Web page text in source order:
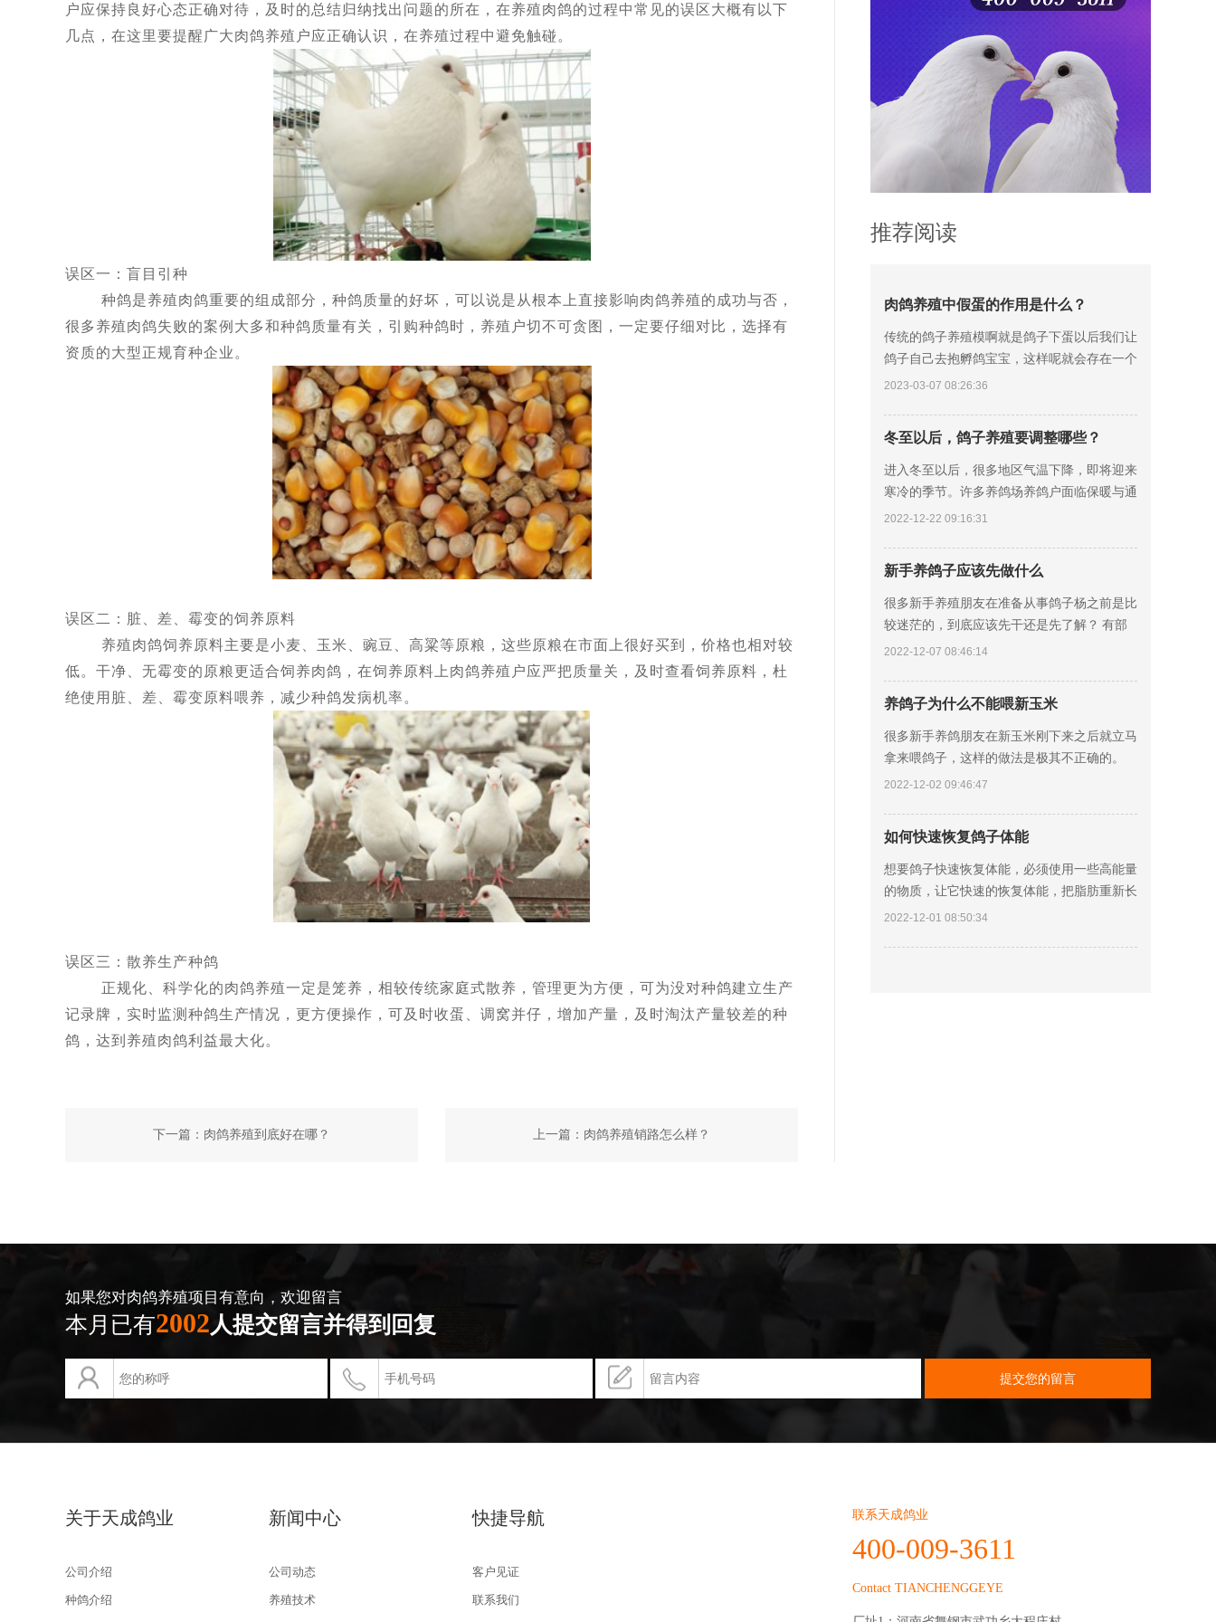
户应保持良好心态正确对待，及时的总结归纳找出问题的所在，在养殖肉鸽的过程中常见的误区大概有以下
几点，在这里要提醒广大肉鸽养殖户应正确认识，在养殖过程中避免触碰。
误区一：盲目引种
种鸽是养殖肉鸽重要的组成部分，种鸽质量的好坏，可以说是从根本上直接影响肉鸽养殖的成功与否，
很多养殖肉鸽失败的案例大多和种鸽质量有关，引购种鸽时，养殖户切不可贪图，一定要仔细对比，选择有
资质的大型正规育种企业。
误区二：脏、差、霉变的饲养原料
养殖肉鸽饲养原料主要是小麦、玉米、豌豆、高粱等原粮，这些原粮在市面上很好买到，价格也相对较
低。干净、无霉变的原粮更适合饲养肉鸽，在饲养原料上肉鸽养殖户应严把质量关，及时查看饲养原料，杜
绝使用脏、差、霉变原料喂养，减少种鸽发病机率。
误区三：散养生产种鸽
正规化、科学化的肉鸽养殖一定是笼养，相较传统家庭式散养，管理更为方便，可为没对种鸽建立生产
记录牌，实时监测种鸽生产情况，更方便操作，可及时收蛋、调窝并仔，增加产量，及时淘汰产量较差的种
鸽，达到养殖肉鸽利益最大化。
下一篇： 肉鸽养殖到底好在哪？ 上一篇： 肉鸽养殖销路怎么样？
推荐阅读
肉鸽养殖中假蛋的作用是什么？
传统的鸽子养殖模啊就是鸽子下蛋以后我们让
鸽子自己去抱孵鸽宝宝，这样呢就会存在一个
弊端，因为鸽子孵化鸽蛋需要18天的时间，这
2023-03-07 08:26:36
冬至以后，鸽子养殖要调整哪些？
进入冬至以后，很多地区气温下降，即将迎来
寒冷的季节。许多养鸽场养鸽户面临保暖与通
风等饲养问题，往往错过肉鸽价格相对较好的
2022-12-22 09:16:31
新手养鸽子应该先做什么
很多新手养殖朋友在准备从事鸽子杨之前是比
较迷茫的，到底应该先干还是先了解？ 有部
分人的在网上简单了解一下，就开始着手准备
2022-12-07 08:46:14
养鸽子为什么不能喂新玉米
很多新手养鸽朋友在新玉米刚下来之后就立马
拿来喂鸽子，这样的做法是极其不正确的。
第一、新玉米的水分含量太高，会破坏营养平
2022-12-02 09:46:47
如何快速恢复鸽子体能
想要鸽子快速恢复体能，必须使用一些高能量
的物质，让它快速的恢复体能，把脂肪重新长
起来。 一、花生，因为脂肪是鸽子主要储存
2022-12-01 08:50:34
如果您对肉鸽养殖项目有意向，欢迎留言
本月已有2002人提交留言并得到回复
关于天成鸽业
公司介绍
种鸽介绍
新闻中心
公司动态
养殖技术
快捷导航
客户见证
联系我们
联系天成鸽业
400-009-3611
Contact TIANCHENGGEYE